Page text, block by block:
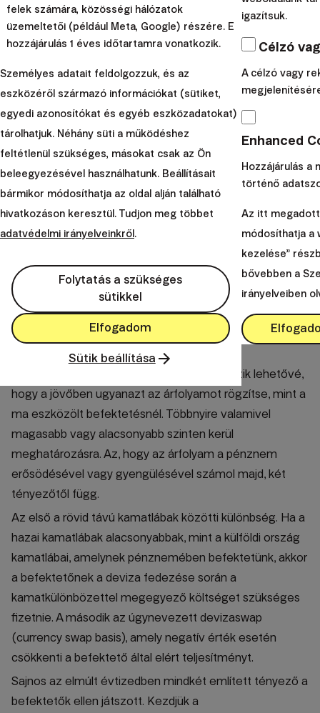
Emiatt a devizaalapú ETF-ek valamivel magasabb díjat
számítanak fel, mint azok fedezetlen változatai. Ez a díj
a teljesítmény csökkenésében tükröződik.
Ez a költség azonban önmagában nem túl jelentős.
Amikor például a módosított Pénztárcába rövid
futamidejű amerikai államkötvények bevonását
fontolgattuk, a devizafedezetlen változatnakévi
0,07%-os belső díja
volt, a devizafedezett változatnak
pedig
0,10%-os
Sokan ezt a különbséget látva azt gondolják, hogy ez
nem olyan nagy ár a devizakockázat kiszűréséért.Ez
azonban figyelmen kívül hagy két sokkal fontosabb
költséget, amelyek a devizafedezeti ügyletekhez
kapcsolódnak. Ezeket könnyű figyelmen kívül hagyni,
mivel nem konkrét költségekről van szó díjak
formájában.Ezek implicit módon kerülnek
felszámításra, és a jövőbeni "rögzített" árfolyam
A származtatott ügyletek ugyanis nem teszik lehetővé,
hogy a jövőben ugyanazt az árfolyamot rögzítse, mint a
ma eszközölt befektetésnél. Többnyire valamivel
magasabb vagy alacsonyabb szinten kerül
meghatározásra. Az, hogy az árfolyam a pénznem
erősödésével vagy gyengülésével számol majd, két
tényezőtől függ.
Az első a rövid távú kamatlábak közötti különbség. Ha a
hazai kamatlábak alacsonyabbak, mint a külföldi ország
kamatlábai, amelynek pénznemében befektetünk, akkor
a befektetőnek a deviza fedezése során a
kamatkülönbözettel megegyező költséget szükséges
fizetnie. A második az úgynevezett devizaswap
(currency swap basis), amely negatív érték esetén
csökkenti a befektető által elért teljesítményt.
Sajnos az elmúlt évtizedben mindkét említett tényező a
befektetők ellen játszott. Kezdjük a
felek számára, közösségi hálózatok
üzemeltetői (például Meta, Google) részére. E
hozzájárulás 1 éves időtartamra vonatkozik.
Személyes adatait feldolgozzuk, és az
eszközéről származó információkat (sütiket,
egyedi azonosítókat és egyéb eszközadatokat)
tárolhatjuk. Néhány süti a működéshez
feltétlenül szükséges, másokat csak az Ön
beleegyezésével használhatunk. Beállításait
bármikor módosíthatja az oldal alján található
hivatkozáson keresztül. Tudjon meg többet
adatvédelmi irányelveinkről.
Folytatás a szükséges
sütikkel
Elfogadom
Sütik beállítása
igazítsuk.
Célzó
A célzó vagy
Enhanced
Hozzájárulás a
történő
Az itt
módosíthatja a
kezelése”
bővebben a
irányelveiben